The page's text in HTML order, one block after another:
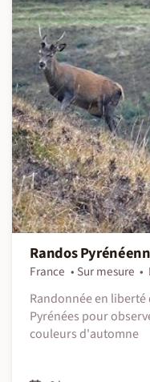
Randos
France Sur mesure
Randonnée en liberté
Pyrénées pour
couleurs d'automne